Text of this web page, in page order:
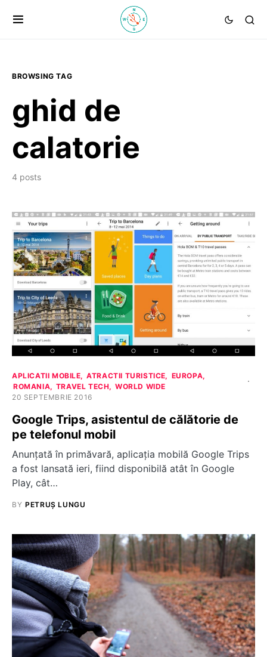
BROWSING TAG
ghid de
calatorie
4 posts
APLICATII MOBILE ATRACTII TURISTICE
EUROPA
ROMANIA
TRAVEL TECH
WORLD WIDE
20 SEPTEMBRIE 2016
Google Trips, asistentul de călătorie de
pe telefonul mobil
Anunțată în primăvară, aplicația mobilă Google Trips
a fost lansată ieri, fiind disponibilă atât în Google
Play, cât…
BY PETRUȘ LUNGU